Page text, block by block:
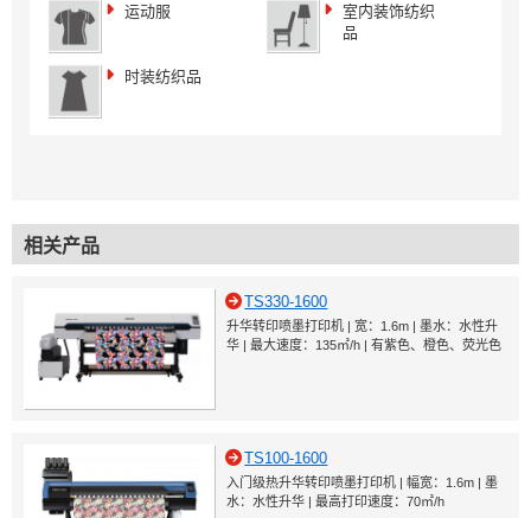
运动服
室内装饰纺织
品
时装纺织品
相关产品
TS330-1600
升华转印喷墨打印机 | 宽：1.6m | 墨水：水性升
华 | 最大速度：135㎡/h | 有紫色、橙色、荧光色
TS100-1600
入门级热升华转印喷墨打印机 | 幅宽：1.6m | 墨
水：水性升华 | 最高打印速度：70㎡/h